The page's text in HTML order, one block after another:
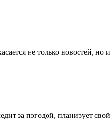
не только новостей, но
за погодой, планирует